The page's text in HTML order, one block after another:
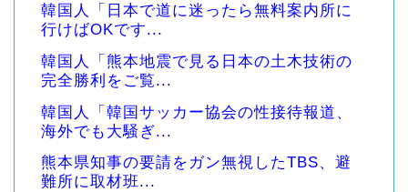
韓国人「日本で道に迷ったら無料案内所に
行けばOKです...
韓国人「熊本地震で見る日本の土木技術の
完全勝利をご覧...
韓国人「韓国サッカー協会の性接待報道、
海外でも大騒ぎ...
熊本県知事の要請をガン無視したTBS、避
難所に取材班...